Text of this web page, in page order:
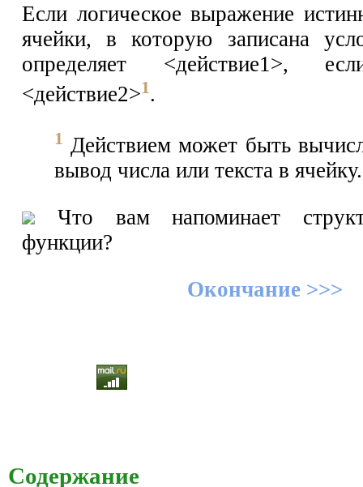
Если логическое выражение
ячейки, в которую записана
определяет <действие1>,
<действие2>1.
1 Действием может быть
вывод числа или текста в ячейку.
Что вам напоминает
функции?
Окончание >>>
Содержание